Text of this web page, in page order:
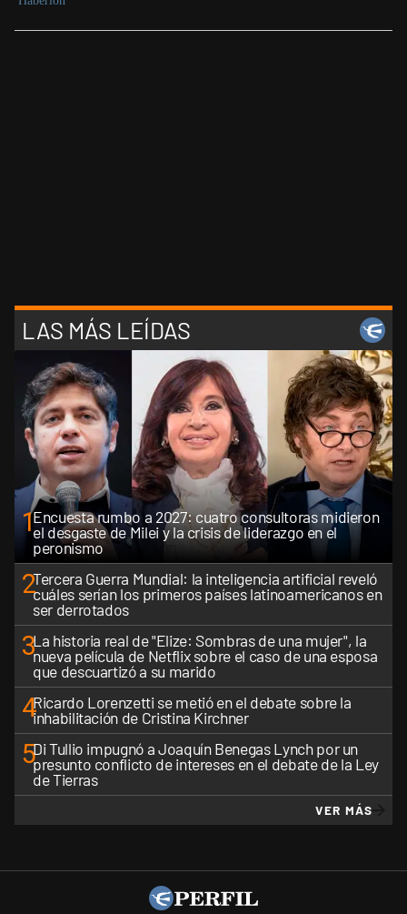
LAS MÁS LEÍDAS
1Encuesta rumbo a 2027: cuatro consultoras midieron
el desgaste de Milei y la crisis de liderazgo en el
peronismo
2Tercera Guerra Mundial: la inteligencia artificial reveló
cuáles serían los primeros países latinoamericanos en
ser derrotados
3La historia real de "Elize: Sombras de una mujer", la
nueva película de Netflix sobre el caso de una esposa
que descuartizó a su marido
4Ricardo Lorenzetti se metió en el debate sobre la
inhabilitación de Cristina Kirchner
5Di Tullio impugnó a Joaquín Benegas Lynch por un
presunto conflicto de intereses en el debate de la Ley
de Tierras
VER MÁS